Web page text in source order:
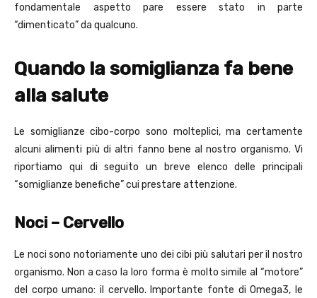
fondamentale aspetto pare essere stato in parte
“dimenticato” da qualcuno.
Quando la somiglianza fa bene
alla salute
Le somiglianze cibo-corpo sono molteplici, ma certamente
alcuni alimenti più di altri fanno bene al nostro organismo. Vi
riportiamo qui di seguito un breve elenco delle principali
“somiglianze benefiche” cui prestare attenzione.
Noci – Cervello
Le noci sono notoriamente uno dei cibi più salutari per il nostro
organismo. Non a caso la loro forma è molto simile al “motore”
del corpo umano: il cervello. Importante fonte di Omega3, le